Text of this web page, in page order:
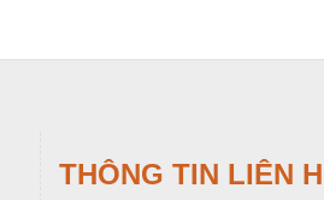
THÔNG TIN LIÊN